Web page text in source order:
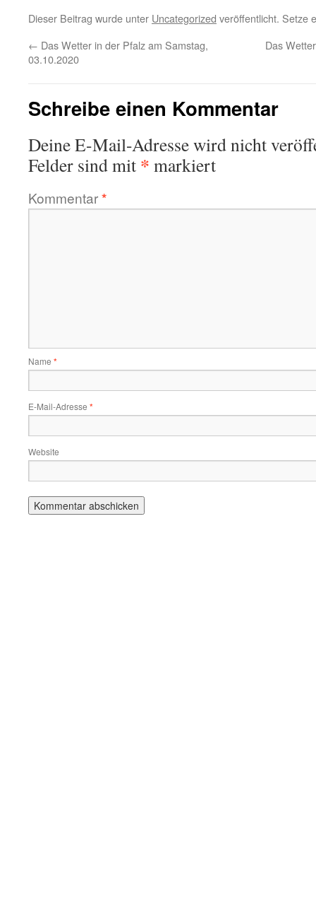
Dieser Beitrag wurde unter Uncategorized veröffentlicht. Setze
← Das Wetter in der Pfalz am Samstag,
03.10.2020
Das
Schreibe einen Kommentar
Deine E-Mail-Adresse wird nicht
Felder sind mit * markiert
Kommentar*
Name *
E-Mail-Adresse *
Website